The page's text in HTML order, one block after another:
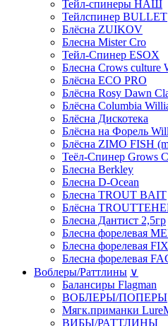
Тейл-спинеры НАШ
Тейлспинер BULLET
Блёсна ZUIKOV
Блесна Mister Cro
Тейл-Спинер ESOX
Блесна Crows culture
Блёсна ECO PRO
Блёсна Rosy Dawn
Блёсна Columbia
Блёсна Дискотека
Блёсна на Форель
Блёсна ZIMO FISH
Теёл-Спинер Grows
Блесна Berkley
Блесна D-Ocean
Блесна TROUT BAIT
Блёсна
Блесна Дантист 2,5гр
Блесна форелевая
Блесна форелевая
Блесна форелевая
Воблеры/Раттлины ∨
Балансиры Flagman
ВОБЛЕРЫ/ПОПЕРЫ
Мягк.приманки
ВИБЫ/РАТТЛИНЫ